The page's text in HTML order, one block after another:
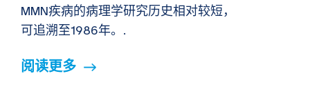
MMN疾病的病理学研究历史相对较短，
可追溯至1986年。.
阅读更多